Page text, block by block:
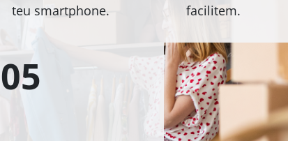
teu smartphone.
facilitem.
05